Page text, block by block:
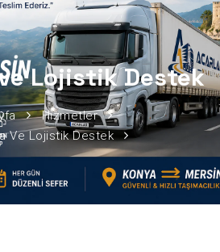
Lojistik Destek
Hizmetler
Ve Lojistik Destek